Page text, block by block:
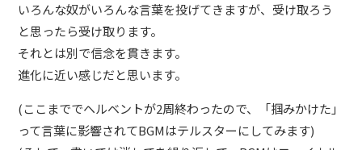
いろんな奴がいろんな言葉を投げてきますが、受け取ろう
と思ったら受け取ります。
それとは別で信念を貫きます。
進化に近い感じだと思います。
(ここまででヘルベントが2周終わったので、「掴みかけた」
って言葉に影響されてBGMはテルスターにしてみます)